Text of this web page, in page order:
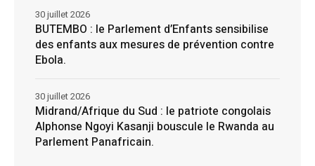
BUTEMBO : le Parlement d’Enfants sensibilise
des enfants aux mesures de prévention contre
Ebola.
30 juillet 2026
Midrand/Afrique du Sud : le patriote congolais
Alphonse Ngoyi Kasanji bouscule le Rwanda au
Parlement Panafricain.
30 juillet 2026